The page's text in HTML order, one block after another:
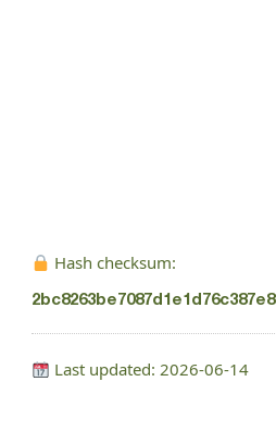
Hash checksum:
Last updated: 2026-06-14